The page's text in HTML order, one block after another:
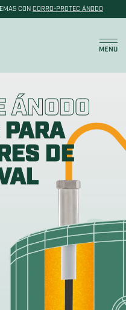
CON CORRO-PROTEC ÁNODO
CarritoMENU
ÁNODO
DE